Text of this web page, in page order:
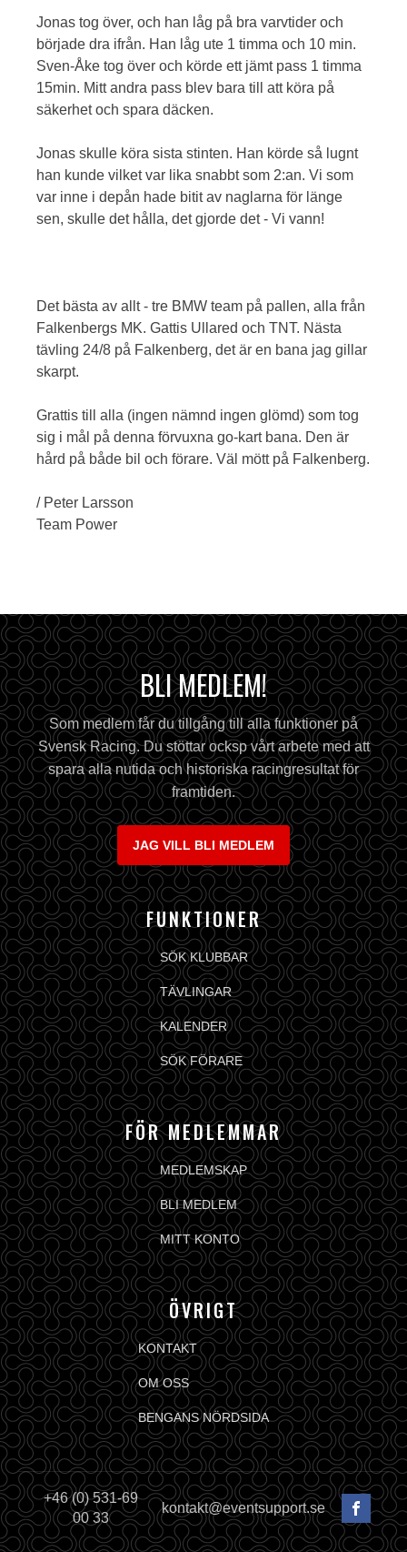
Jonas tog över, och han låg på bra varvtider och
började dra ifrån. Han låg ute 1 timma och 10 min.
Sven-Åke tog över och körde ett jämt pass 1 timma
15min. Mitt andra pass blev bara till att köra på
säkerhet och spara däcken.
Jonas skulle köra sista stinten. Han körde så lugnt
han kunde vilket var lika snabbt som 2:an. Vi som
var inne i depån hade bitit av naglarna för länge
sen, skulle det hålla, det gjorde det - Vi vann!
Det bästa av allt - tre BMW team på pallen, alla från
Falkenbergs MK. Gattis Ullared och TNT. Nästa
tävling 24/8 på Falkenberg, det är en bana jag gillar
skarpt.
Grattis till alla (ingen nämnd ingen glömd) som tog
sig i mål på denna förvuxna go-kart bana. Den är
hård på både bil och förare. Väl mött på Falkenberg.
/ Peter Larsson
Team Power
BLI MEDLEM!
Som medlem får du tillgång till alla funktioner på
Svensk Racing. Du stöttar ocksp vårt arbete med att
spara alla nutida och historiska racingresultat för
framtiden.
JAG VILL BLI MEDLEM
FUNKTIONER
SÖK KLUBBAR
TÄVLINGAR
KALENDER
SÖK FÖRARE
FÖR MEDLEMMAR
MEDLEMSKAP
BLI MEDLEM
MITT KONTO
ÖVRIGT
KONTAKT
OM OSS
BENGANS NÖRDSIDA
+46 (0) 531-69
00 33
kontakt@eventsupport.se